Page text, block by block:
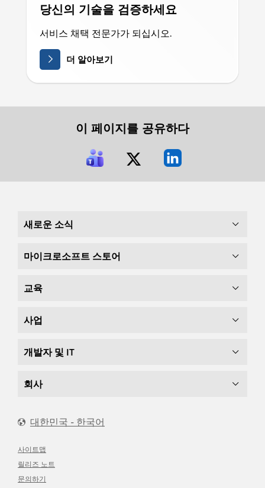
당신의 기술을 검증하세요
서비스 채택 전문가가 되십시오.
더 알아보기
이 페이지를 공유하다
새로운 소식
마이크로소프트 스토어
교육
사업
개발자 및 IT
회사
대한민국 - 한국어
사이트맵
릴리즈 노트
문의하기